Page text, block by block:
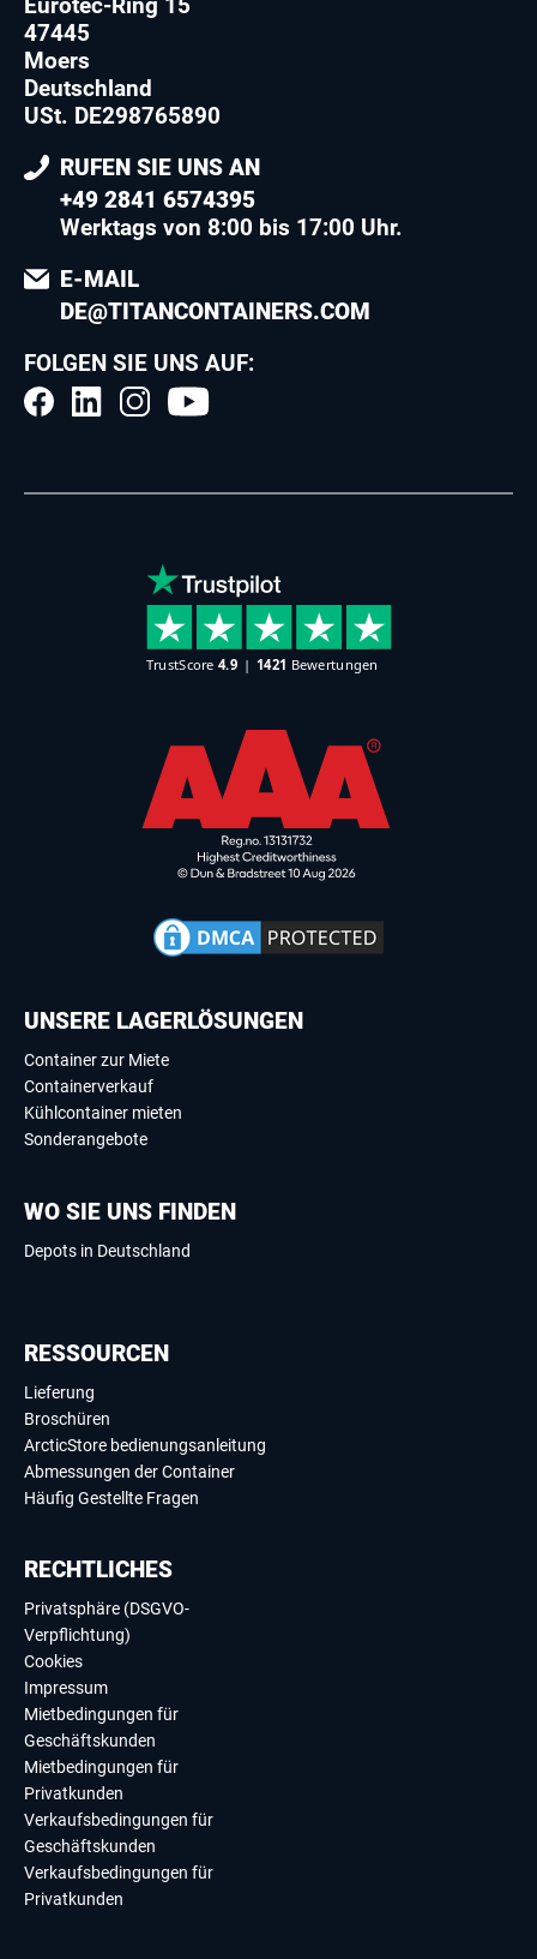
Eurotec-Ring 15
47445
Moers
Deutschland
USt. DE298765890
RUFEN SIE UNS AN
+49 2841 6574395
Werktags von 8:00 bis 17:00 Uhr.
E-MAIL
DE@TITANCONTAINERS.COM
FOLGEN SIE UNS AUF:
UNSERE LAGERLÖSUNGEN
Container zur Miete
Containerverkauf
Kühlcontainer mieten
Sonderangebote
WO SIE UNS FINDEN
Depots in Deutschland
RESSOURCEN
Lieferung
Broschüren
ArcticStore bedienungsanleitung
Abmessungen der Container
Häufig Gestellte Fragen
RECHTLICHES
Privatsphäre (DSGVO-
Verpflichtung)
Cookies
Impressum
Mietbedingungen für
Geschäftskunden
Mietbedingungen für
Privatkunden
Verkaufsbedingungen für
Geschäftskunden
Verkaufsbedingungen für
Privatkunden